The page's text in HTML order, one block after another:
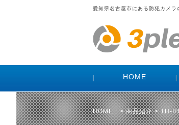
愛知県名古屋市にある防犯カメラ
HOME
HOME>商品紹介> TH-